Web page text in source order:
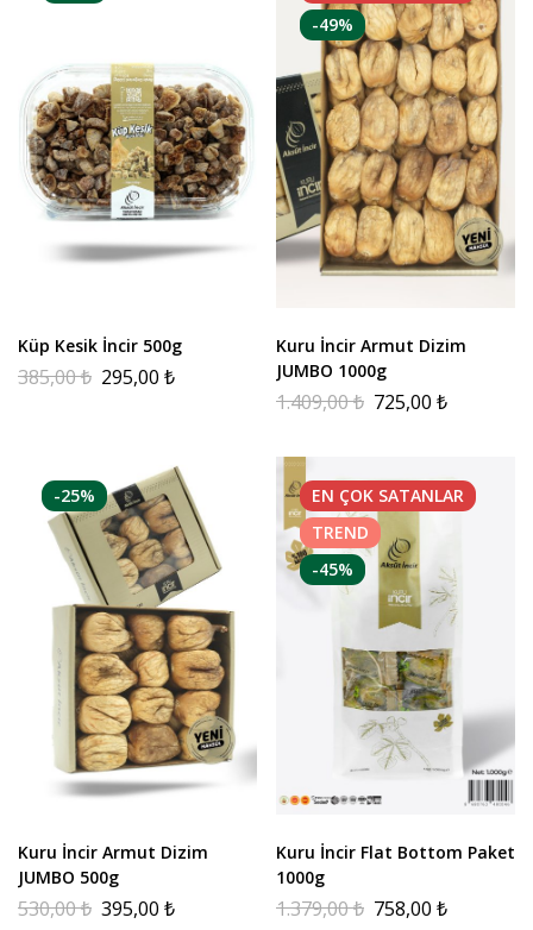
Küp Kesik İncir 500g
385,00₺ 295,00 ₺
-49%
Kuru İncir Armut Dizim
JUMBO 1000g
1.409,00₺ 725,00 ₺
-25%
Kuru İncir Armut Dizim
JUMBO 500g
530,00₺ 395,00 ₺
EN ÇOK SATANLAR
TREND
-45%
Kuru İncir Flat Bottom Paket
1000g
1.379,00₺ 758,00 ₺